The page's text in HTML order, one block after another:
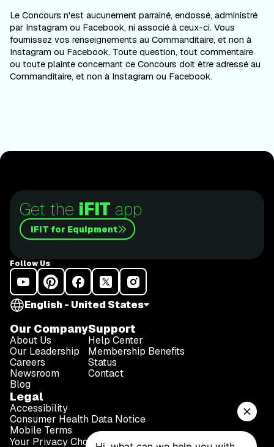
Le Concours n'est aucunement parrainé, endossé, administré
par Instagram ou Facebook, ni associé à ceux-ci. Vous
fournissez vos renseignements au Commanditaire, et non à
Instagram ou Facebook. Toute question, tout commentaire
ou toute plainte concernant ce Concours doit être adressé au
Commanditaire, et non à Instagram ou Facebook.
Get the iFIT app
iFIT for Equipment
Follow Us
English - United States
Our Company
About Us
Our Leadership
Careers
Newsroom
Blog
Support
Help Center
Membership Benefits
Status
Contact
Legal
Accessibility
Consumer Health Data Notice
Mobile Terms
Your Privacy Choices